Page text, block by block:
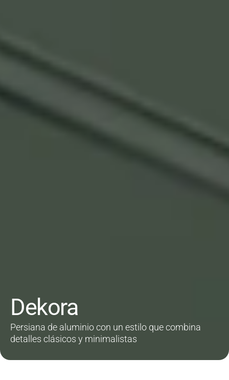
Dekora
Persiana de aluminio con un estilo que combina
detalles clásicos y minimalistas